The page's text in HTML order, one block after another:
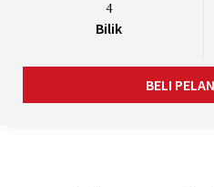
4
Bilik
BELI